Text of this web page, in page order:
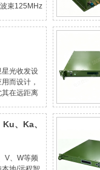
束125MHz
Tx10
光收发设
而设计，
在远距离
于卫星通
、航天测
、Ka、
V、W等频